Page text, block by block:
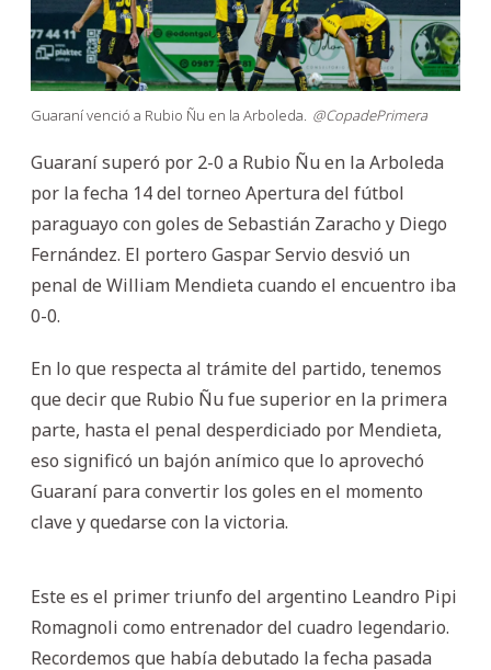
Guaraní venció a Rubio Ñu en la Arboleda. @CopadePrimera
Guaraní superó por 2-0 a Rubio Ñu en la Arboleda
por la fecha 14 del torneo Apertura del fútbol
paraguayo con goles de Sebastián Zaracho y Diego
Fernández. El portero Gaspar Servio desvió un
penal de William Mendieta cuando el encuentro iba
0-0.
En lo que respecta al trámite del partido, tenemos
que decir que Rubio Ñu fue superior en la primera
parte, hasta el penal desperdiciado por Mendieta,
eso significó un bajón anímico que lo aprovechó
Guaraní para convertir los goles en el momento
clave y quedarse con la victoria.
Este es el primer triunfo del argentino Leandro Pipi
Romagnoli como entrenador del cuadro legendario.
Recordemos que había debutado la fecha pasada